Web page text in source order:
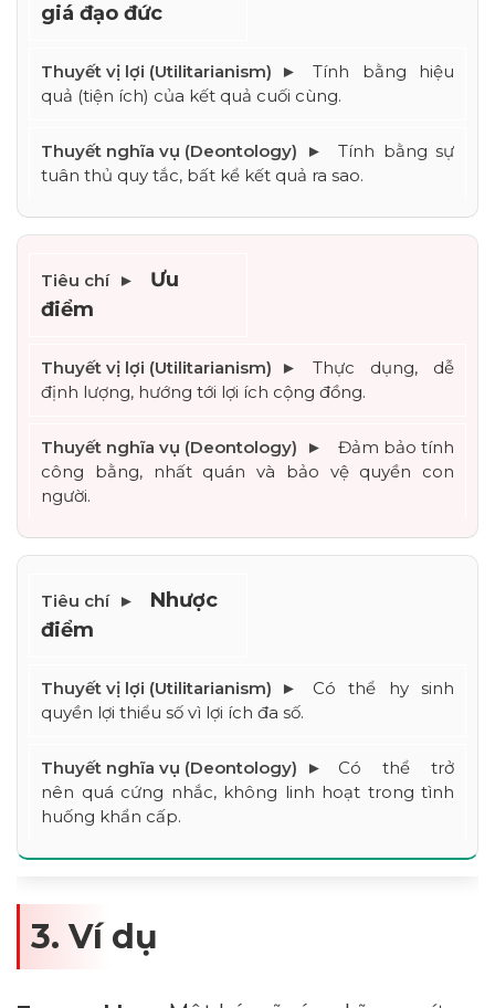
giá đạo đức
Tính bằng hiệu
quả (tiện ích) của kết quả cuối cùng.
Tính bằng sự
tuân thủ quy tắc, bất kể kết quả ra sao.
Ưu
điểm
Thực dụng, dễ
định lượng, hướng tới lợi ích cộng đồng.
Đảm bảo tính
công bằng, nhất quán và bảo vệ quyền con
người.
Nhược
điểm
Có thể hy sinh
quyền lợi thiểu số vì lợi ích đa số.
Có thể trở
nên quá cứng nhắc, không linh hoạt trong tình
huống khẩn cấp.
3. Ví dụ